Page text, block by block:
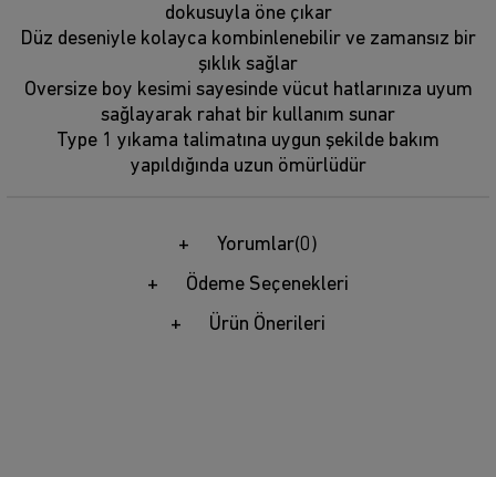
dokusuyla öne çıkar
Düz deseniyle kolayca kombinlenebilir ve zamansız bir
şıklık sağlar
Oversize boy kesimi sayesinde vücut hatlarınıza uyum
sağlayarak rahat bir kullanım sunar
Type 1 yıkama talimatına uygun şekilde bakım
yapıldığında uzun ömürlüdür
Yorumlar(0)
Ödeme Seçenekleri
Ürün Önerileri